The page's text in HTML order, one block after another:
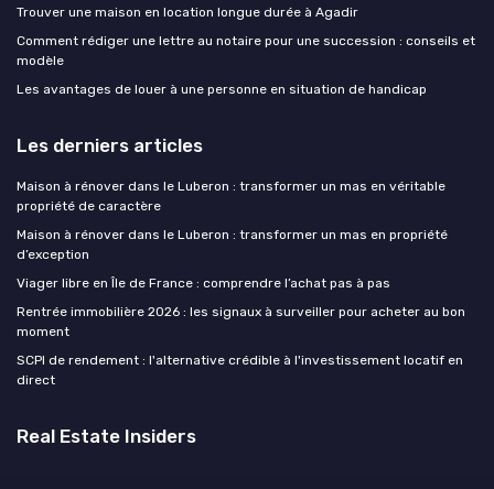
Trouver une maison en location longue durée à Agadir
Comment rédiger une lettre au notaire pour une succession : conseils et
modèle
Les avantages de louer à une personne en situation de handicap
Les derniers articles
Maison à rénover dans le Luberon : transformer un mas en véritable
propriété de caractère
Maison à rénover dans le Luberon : transformer un mas en propriété
d’exception
Viager libre en Île de France : comprendre l’achat pas à pas
Rentrée immobilière 2026 : les signaux à surveiller pour acheter au bon
moment
SCPI de rendement : l'alternative crédible à l'investissement locatif en
direct
Real Estate Insiders